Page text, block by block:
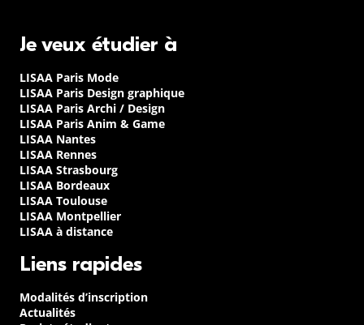
Je veux étudier à
LISAA Paris Mode
LISAA Paris Design graphique
LISAA Paris Archi / Design
LISAA Paris Anim & Game
LISAA Nantes
LISAA Rennes
LISAA Strasbourg
LISAA Bordeaux
LISAA Toulouse
LISAA Montpellier
LISAA à distance
Liens rapides
Modalités d’inscription
Actualités